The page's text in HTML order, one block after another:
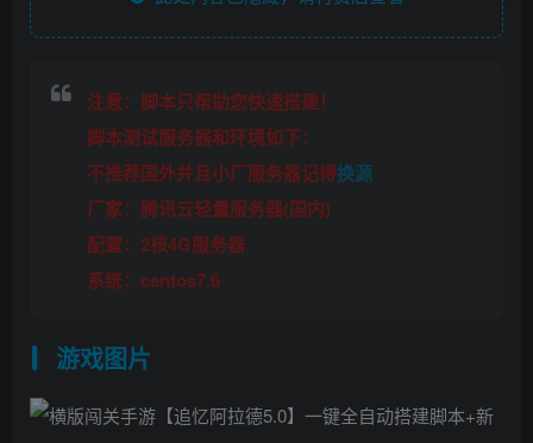
注意：脚本只帮助您快速搭建！
脚本测试服务器和环境如下：
不推荐国外并且小厂服务器记得换源
厂家：腾讯云轻量服务器(国内)
配置：2核4G服务器
系统：centos7.6
游戏图片